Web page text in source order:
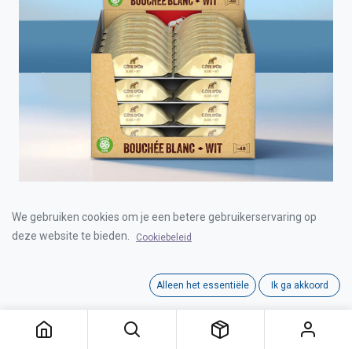
Interne referentie: C0603013
We gebruiken cookies om je een betere gebruikerservaring op
deze website te bieden.
Cookiebeleid
Alleen het essentiële Ik ga akkoord